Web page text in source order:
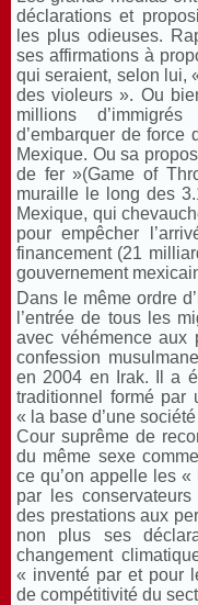
déclarations et
les plus odieuses.
ses affirmations à
qui seraient, selon lui,
des violeurs ». Ou
millions
d’embarquer de
Mexique. Ou sa
de fer »(Game of
muraille le long des
Mexique, qui
pour empêcher
financement (21
gouvernement
Dans le même ordre
l’entrée de tous les
avec véhémence aux
confession
en 2004 en Irak. Il a
traditionnel formé par
« la base d’une
Cour suprême de
du même sexe
ce qu’on appelle les
par les
des prestations aux
non plus ses
changement
« inventé par et pour
de compétitivité du